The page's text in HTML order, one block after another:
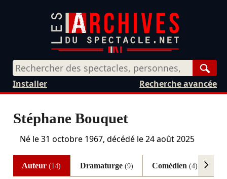
Recherche avancée
Installer
Stéphane Bouquet
Né le31 octobre 1967, décédé le24 août 2025
Auteur(14) Dramaturge (9) Comédien(4)